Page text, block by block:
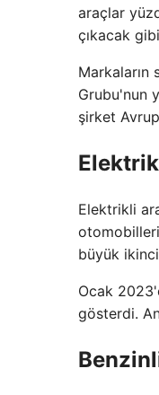
araçlar
çıkacak
Markaların
Grubu'nun
şirket
Elektrikli
büyük
Ocak
gösterdi.